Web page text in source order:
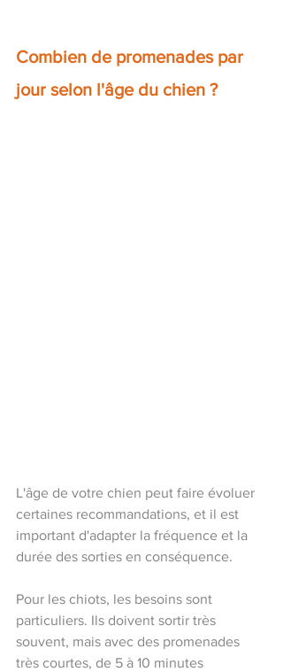
Combien de promenades par
jour selon l'âge du chien ?
L'âge de votre chien peut faire évoluer
certaines recommandations, et il est
important d'adapter la fréquence et la
durée des sorties en conséquence.
Pour les chiots, les besoins sont
particuliers. Ils doivent sortir très
souvent, mais avec des promenades
très courtes, de 5 à 10 minutes